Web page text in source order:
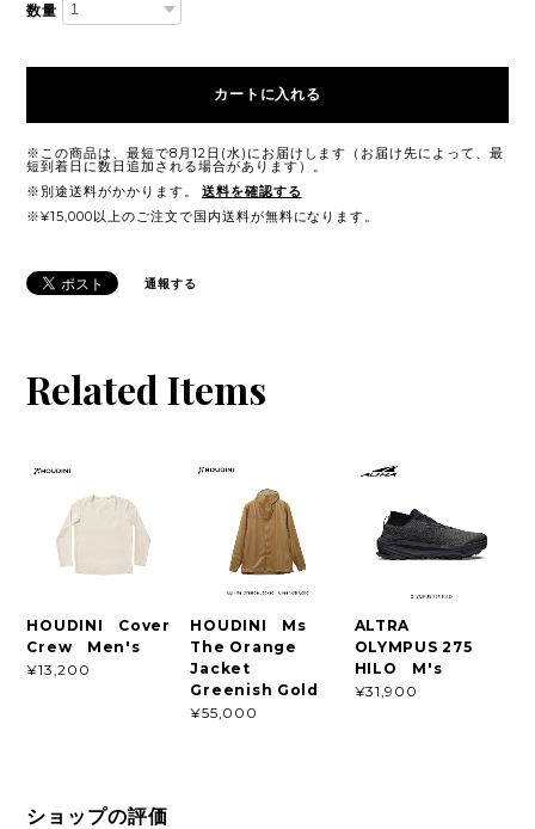
数量
カートに入れる
※この商品は、最短で8月12日(水)にお届けします（お届け先によって、最
短到着日に数日追加される場合があります）。
※別途送料がかかります。
送料を確認する
※¥15,000以上のご注文で国内送料が無料になります。
通報する
Related Items
HOUDINI Cover
Crew Men's
¥13,200
HOUDINI Ms
The Orange
Jacket
Greenish Gold
¥55,000
ALTRA
OLYMPUS 275
HILO M's
¥31,900
ショップの評価